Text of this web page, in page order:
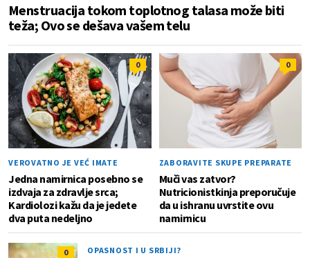
Menstruacija tokom toplotnog talasa može biti
teža; Ovo se dešava vašem telu
0
VEROVATNO JE VEĆ IMATE
Jedna namirnica posebno se
izdvaja za zdravlje srca;
Kardiolozi kažu da je jedete
dva puta nedeljno
0
ZABORAVITE SKUPE PREPARATE
Muči vas zatvor?
Nutricionistkinja preporučuje
da u ishranu uvrstite ovu
namirnicu
0 OPASNOST I U SRBIJI?